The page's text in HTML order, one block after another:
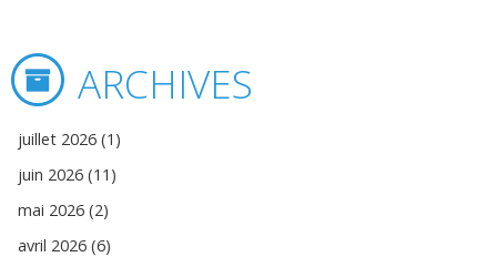
ARCHIVES
juillet 2026 (1)
juin 2026 (11)
mai 2026 (2)
avril 2026 (6)